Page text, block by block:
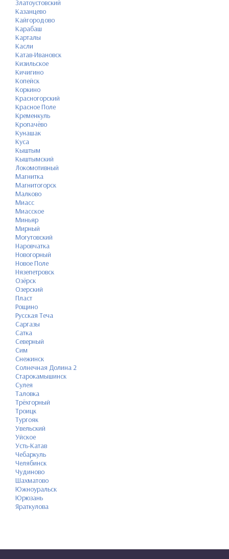
Златоустовский
Казанцево
Кайгородово
Карабаш
Карталы
Касли
Катав-Ивановск
Кизильское
Кичигино
Копейск
Коркино
Красногорский
Красное Поле
Кременкуль
Кропачёво
Кунашак
Куса
Кыштым
Кыштымский
Локомотивный
Магнитка
Магнитогорск
Малково
Миасс
Миасское
Миньяр
Мирный
Могутовский
Наровчатка
Новогорный
Новое Поле
Нязепетровск
Озёрск
Озерский
Пласт
Рощино
Русская Теча
Саргазы
Сатка
Северный
Сим
Снежинск
Солнечная Долина 2
Старокамышинск
Сулея
Таловка
Трёхгорный
Троицк
Тургояк
Увельский
Уйское
Усть-Катав
Чебаркуль
Челябинск
Чудиново
Шахматово
Южноуральск
Юрюзань
Яраткулова